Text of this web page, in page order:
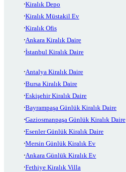
Kiralık Depo
Kiralık Müstakil Ev
Kiralık Ofis
Ankara Kiralık Daire
İstanbul Kiralık Daire
Antalya Kiralık Daire
Bursa Kiralık Daire
Eskişehir Kiralık Daire
Bayrampaşa Günlük Kiralık Daire
Gaziosmanpaşa Günlük Kiralık Daire
Esenler Günlük Kiralık Daire
Mersin Günlük Kiralık Ev
Ankara Günlük Kiralık Ev
Fethiye Kiralık Villa